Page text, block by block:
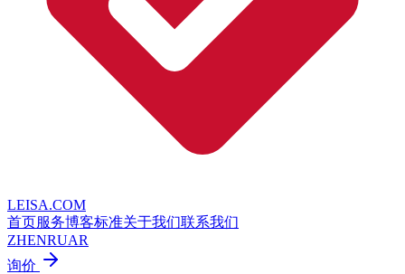
LEISA.COM
首页服务博客标准关于我们联系我们
ZHENRUAR
询价